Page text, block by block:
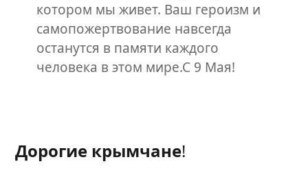
котором мы живет. Ваш героизм и
самопожертвование навсегда
останутся в памяти каждого
человека в этом мире.С 9 Мая!
Дорогие крымчане!